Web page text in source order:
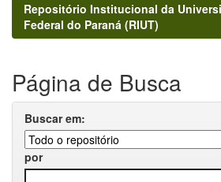
Repositório Institucional da
Federal do Paraná (RIUT)
Página de Busca
Buscar em:
por